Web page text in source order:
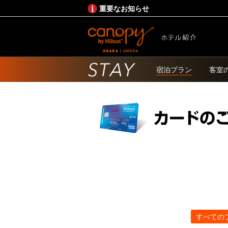
重要なお知らせ
宿泊プラン 客室
すべての